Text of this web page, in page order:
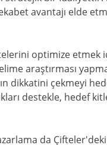
avantajı elde
optimize etmek
araştırması
dikkatini çekmeyi
destekle, hedef
da